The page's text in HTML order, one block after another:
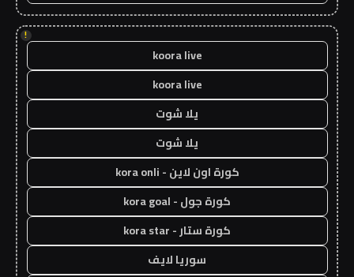
!
koora live
koora live
يلا شوت
يلا شوت
كورة اون لاين - kora onli
كورة جول - kora goal
كورة ستار - kora star
سوريا لايف